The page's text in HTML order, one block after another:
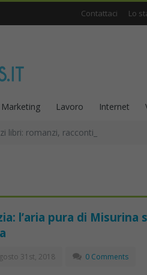
Contattaci Lo
Marketing Lavoro Internet
libri: romanzi, racconti e scrittura
l’aria pura di Misurina
31st, 2018 0 Comments